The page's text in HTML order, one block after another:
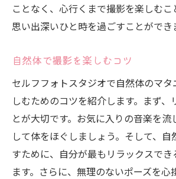
ことなく、心行くまで撮影を楽しむこ
思い出深いひと時を過ごすことができ
自然体で撮影を楽しむコツ
セルフフォトスタジオで自然体のマタ
しむためのコツを紹介します。まず、
とが大切です。お気に入りの音楽を流
して体をほぐしましょう。そして、自
すために、自分が最もリラックスでき
ます。さらに、無理のないポーズを心